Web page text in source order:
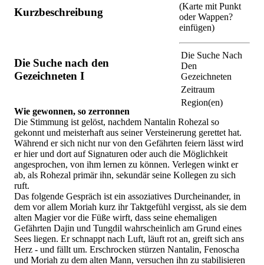
(Karte mit Punkt
oder Wappen?
einfügen)
Die Suche Nach
Den
Gezeichneten
Zeitraum
Region(en)
Kurzbeschreibung
Die Suche nach den
Gezeichneten I
Wie gewonnen, so zerronnen
Die Stimmung ist gelöst, nachdem Nantalin Rohezal so
gekonnt und meisterhaft aus seiner Versteinerung gerettet hat.
Während er sich nicht nur von den Gefährten feiern lässt wird
er hier und dort auf Signaturen oder auch die Möglichkeit
angesprochen, von ihm lernen zu können. Verlegen winkt er
ab, als Rohezal primär ihn, sekundär seine Kollegen zu sich
ruft.
Das folgende Gespräch ist ein assoziatives Durcheinander, in
dem vor allem Moriah kurz ihr Taktgefühl vergisst, als sie dem
alten Magier vor die Füße wirft, dass seine ehemaligen
Gefährten Dajin und Tungdil wahrscheinlich am Grund eines
Sees liegen. Er schnappt nach Luft, läuft rot an, greift sich ans
Herz - und fällt um. Erschrocken stürzen Nantalin, Fenoscha
und Moriah zu dem alten Mann, versuchen ihn zu stabilisieren